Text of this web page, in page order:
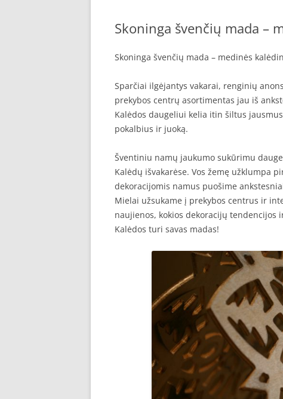
Skoninga švenčių mada –
Skoninga švenčių mada – medinės
Sparčiai ilgėjantys vakarai, renginių
prekybos centrų asortimentas jau iš
Kalėdos daugeliui kelia itin šiltus
pokalbius ir juoką.
Šventiniu namų jaukumo sukūrimu
Kalėdų išvakarėse. Vos žemę užklumpa
dekoracijomis namus puošime
Mielai užsukame į prekybos centrus ir
naujienos, kokios dekoracijų tendencijos
Kalėdos turi savas madas!